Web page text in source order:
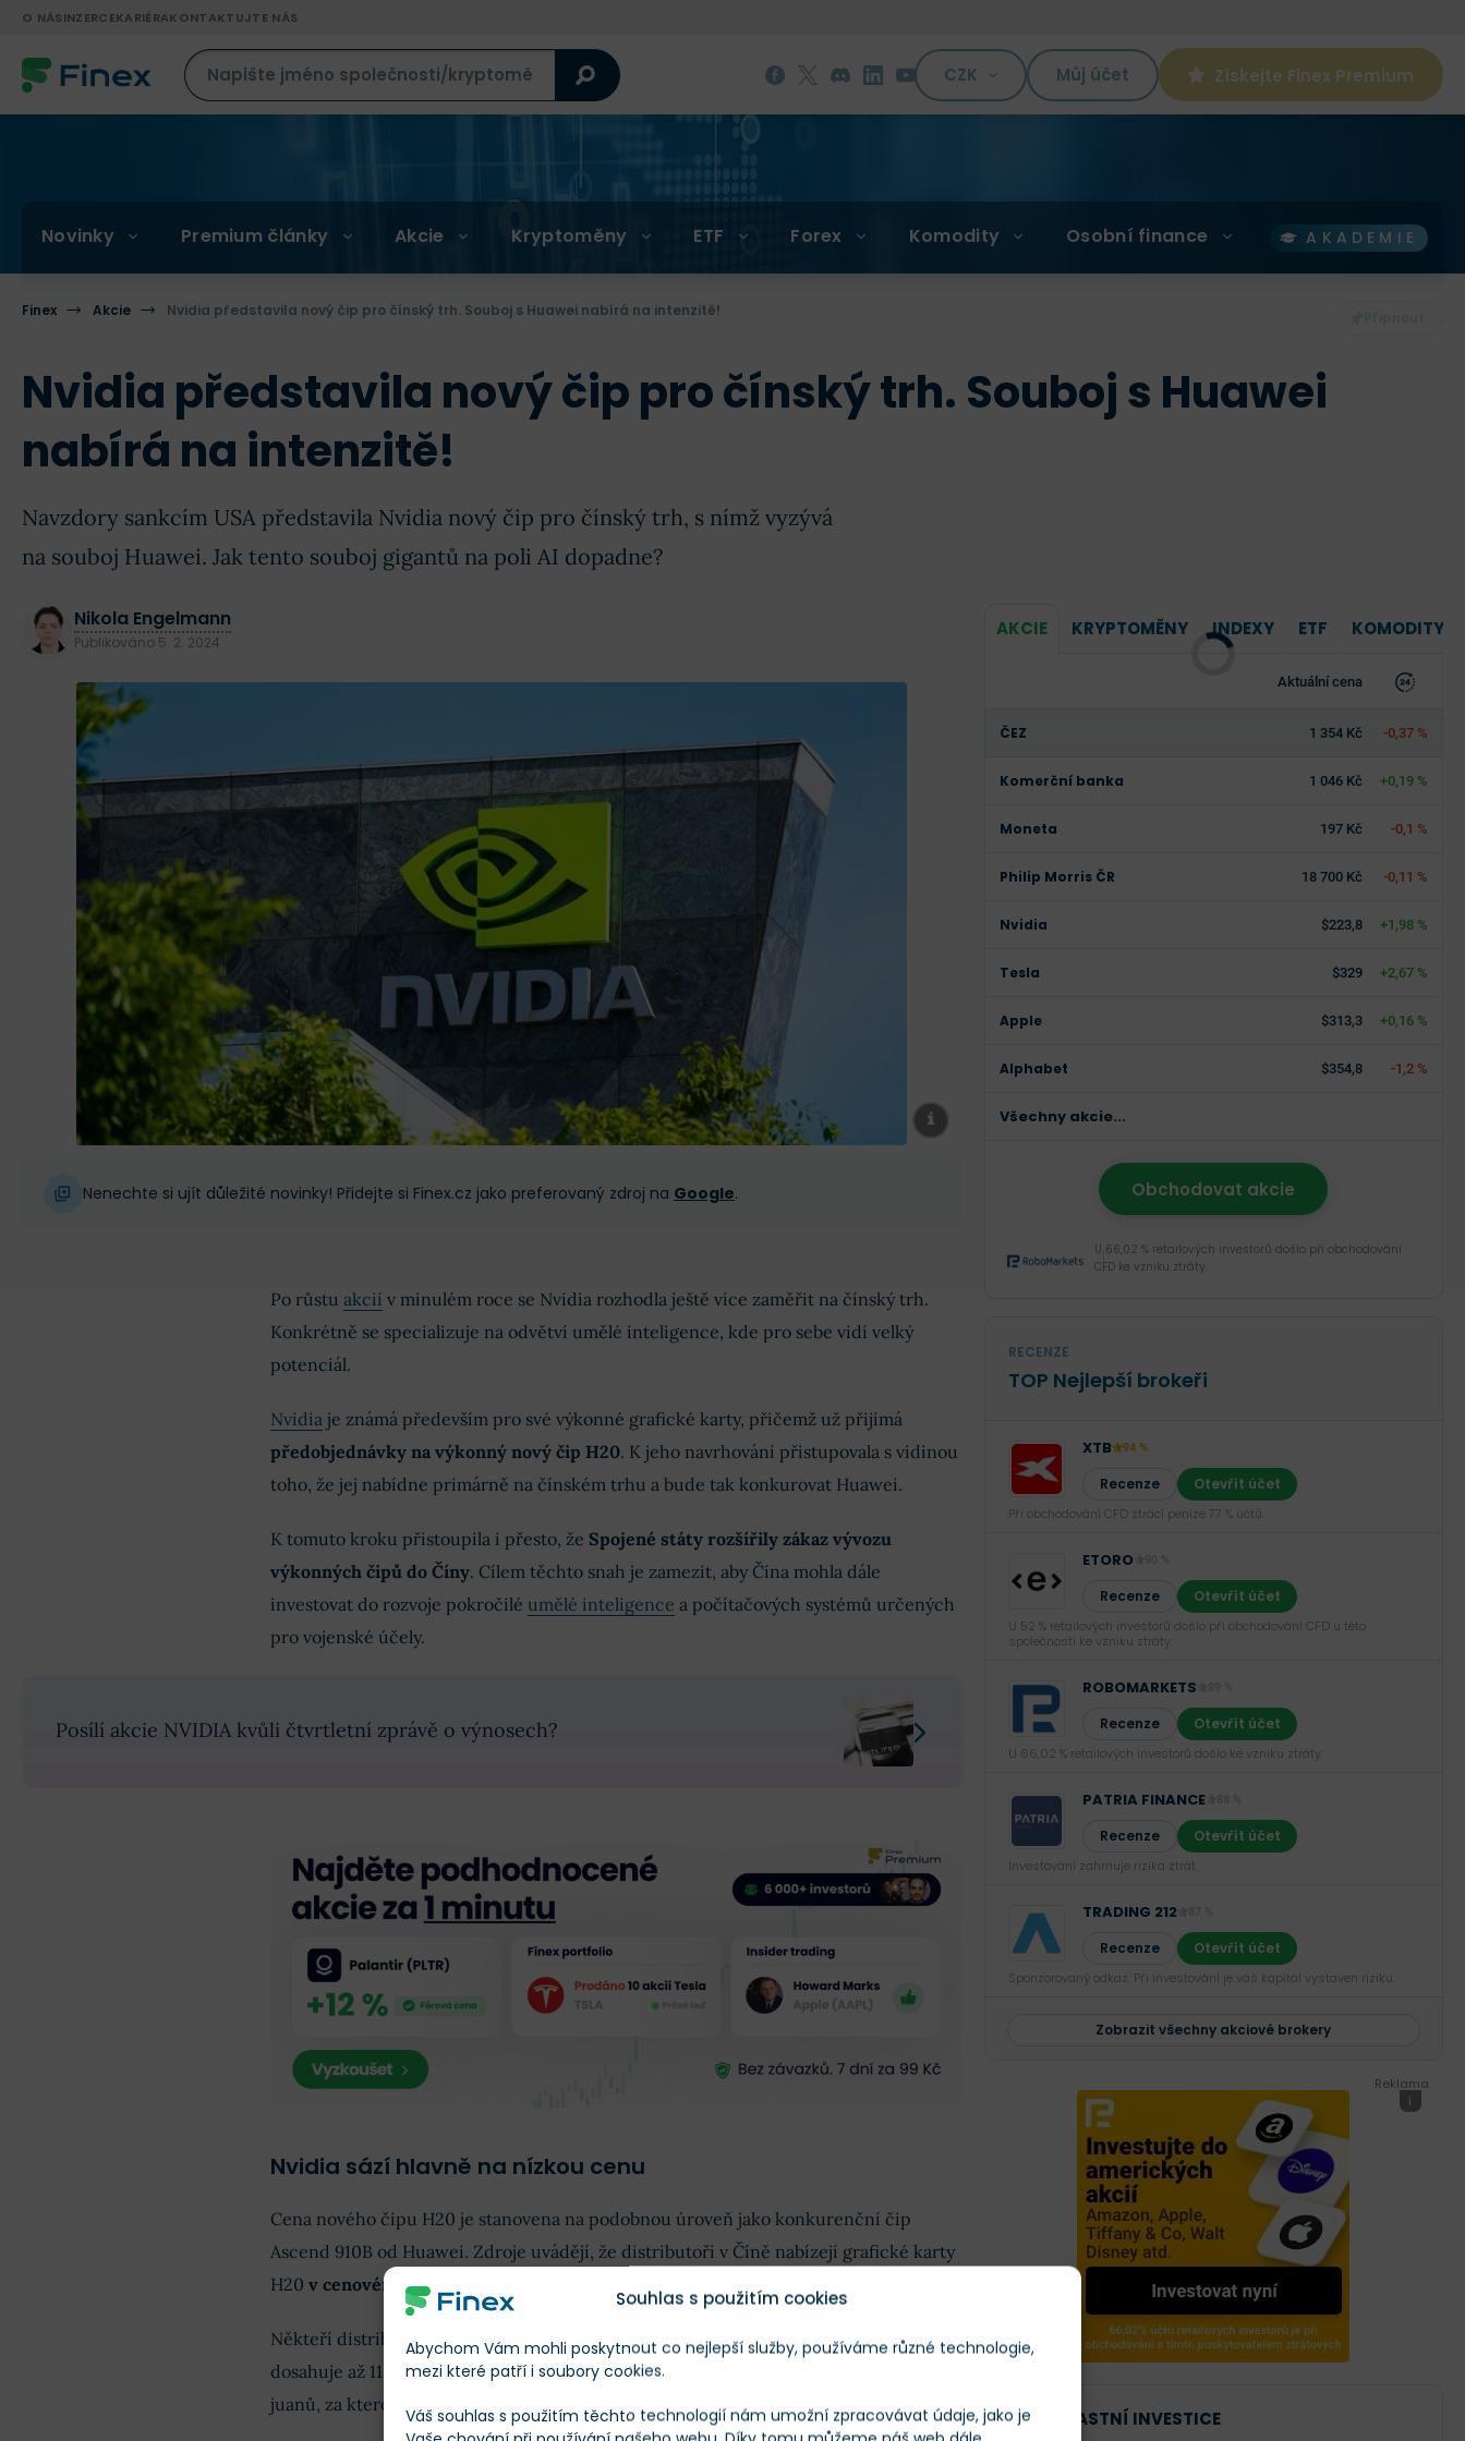
Souhlas s použitím cookies
Abychom Vám mohli poskytnout co nejlepší služby, používáme různé technologie,
mezi které patří i soubory cookies.
Váš souhlas s použitím těchto technologií nám umožní zpracovávat údaje, jako je
O NÁSINZERCEKARIÉRAKONTAKTUJTE NÁS
CZK Můj účet Získejte Finex Premium
Novinky Premium články Akcie Kryptoměny ETF Forex Komodity Osobní finance AKADEMIE
Finex Akcie Nvidia představila nový čip pro čínský trh. Souboj s Huawei nabírá na intenzitě!
Nvidia představila nový čip pro čínský trh. Souboj s Huawei
nabírá na intenzitě!
Navzdory sankcím USA představila Nvidia nový čip pro čínský trh, s nímž vyzývá
na souboj Huawei. Jak tento souboj gigantů na poli AI dopadne?
Nikola Engelmann
Publikováno 5. 2. 2024
Nenechte si ujít důležité novinky! Přidejte si Finex.cz jako preferovaný zdroj na Google.
Po růstu akcií v minulém roce se Nvidia rozhodla ještě více zaměřit na čínský trh.
Konkrétně se specializuje na odvětví umělé inteligence, kde pro sebe vidí velký
potenciál.
Nvidiaje známá především pro své výkonné grafické karty, přičemž už přijímá
předobjednávky na výkonný nový čip H20. K jeho navrhování přistupovala s vidinou
toho, že jej nabídne primárně na čínském trhu a bude tak konkurovat Huawei.
K tomuto kroku přistoupila i přesto, že Spojené státy rozšířily zákaz vývozu
výkonných čipů do Číny. Cílem těchto snah je zamezit, aby Čína mohla dále
investovat do rozvoje pokročilé umělé inteligence a počítačových systémů určených
pro vojenské účely.
Posílí akcie NVIDIA kvůli čtvrtletní zprávě o výnosech?
Nvidia sází hlavně na nízkou cenu
Cena nového čipu H20 je stanovena na podobnou úroveň jako konkurenční čip
Ascend 910B od Huawei. Zdroje uvádějí, že distributoři v Číně nabízejí grafické karty
H20 v cenovém rozmezí od 12 000 do 15 000 dolarů za kus
Někteří distributoři dokonce začali inzerovat čipy s vysokou přirážkou, čímž cena
dosahuje až 110 000 juanů (přibližně 15 320 dolarů), což je těsně pod cenou 120 000
juanů, za kterou se prodává Ascend 910B.
AKCIE KRYPTOMĚNY INDEXY ETF KOMODITY
Aktuální cena
ČEZ 1 354 Kč -0,37 %
Komerční banka 1 046 Kč +0,19 %
Moneta 197 Kč -0,1 %
Philip Morris ČR 18 700 Kč -0,11 %
Nvidia $223,8 +1,98 %
Tesla $329 +2,67 %
Apple $313,3 +0,16 %
Alphabet $354,8 -1,2 %
Všechny akcie...
Obchodovat akcie
U 66,02 % retailových investorů došlo při obchodování
CFD ke vzniku ztráty.
RECENZE
TOP Nejlepší brokeři
XTB 94 %
Recenze Otevřít účet
Při obchodování CFD ztrácí peníze 77 % účtů.
ETORO
Recenze Otevřít účet
U 52 % retailových investorů došlo při obchodování CFD u této
společnosti ke vzniku ztráty.
ROBOMARKETS
Recenze Otevřít účet
U 66,02 % retailových investorů došlo ke vzniku ztráty.
PATRIA FINANCE
Recenze Otevřít účet
Investování zahrnuje rizika ztrát.‎
TRADING 212
Recenze Otevřít účet
Sponzorovaný odkaz. Při investování je váš kapitál vystaven riziku.
Zobrazit všechny akciové brokery
Reklama
i
NAŠE VLASTNÍ INVESTICE